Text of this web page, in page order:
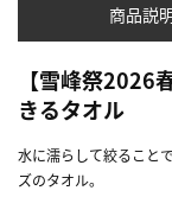
商品説
【雪峰祭2026
きるタオル
水に濡らして絞ること
ズのタオル。